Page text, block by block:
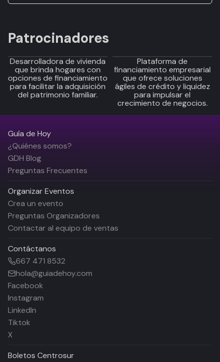
Patrocinadores
Desarrolladora de vivienda
que brinda hogares con
opciones de financiamiento
para facilitar la adquisición
del patrimonio familiar.
Plataforma de
financiamiento empresarial
que ofrece soluciones
ágiles de crédito y liquidez
para impulsar el
crecimiento de negocios.
Guía de Hoy
¿Quiénes somos?
GDH Blog
Preguntas Frecuentes
Organizar Eventos
Crea un evento
Preguntas Organizadores
Contactar al equipo de ventas
Contáctanos
667 471 8532
hola@guiadehoy.com
Facebook
Instagram
LinkedIn
Tiktok
X
Boletos Centrosur